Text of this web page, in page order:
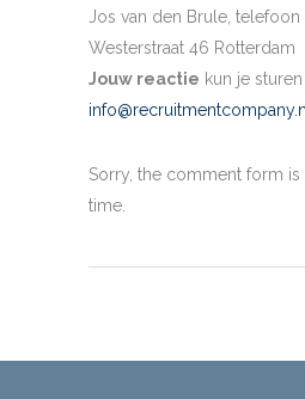
Jos van den Brule, telefoon
Westerstraat 46 Rotterdam
Jouw reactie kun je sturen
info@recruitmentcompany.nl
Sorry, the comment form
time.